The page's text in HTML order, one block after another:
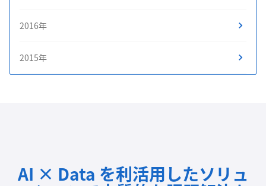
2016年
2015年
AI × Data を利活用したソリュ